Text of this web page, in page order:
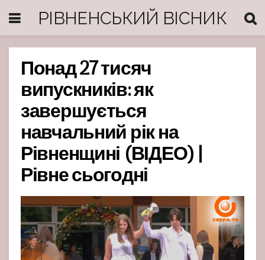
РІВНЕНСЬКИЙ ВІСНИК
Понад 27 тисяч
випускників: як
завершується
навчальний рік на
Рівненщині (ВІДЕО) |
Рівне сьогодні